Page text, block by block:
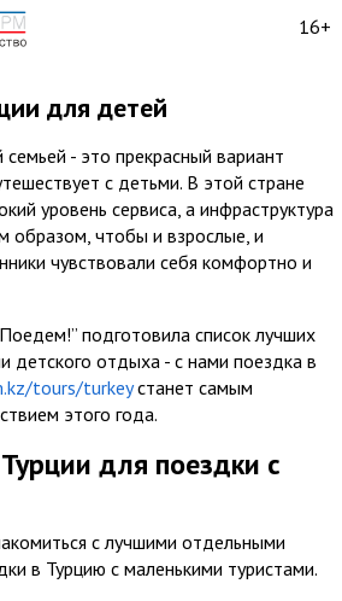
16+
для детей
- это прекрасный вариант
с детьми. В этой стране
уровень сервиса, а инфраструктура
образом, чтобы и взрослые, и
чувствовали себя комфортно и
подготовила список лучших
детского отдыха - с нами поездка в
tours/turkeyстанет самым
этого года.
для поездки с
с лучшими отдельными
в Турцию с маленькими туристами.